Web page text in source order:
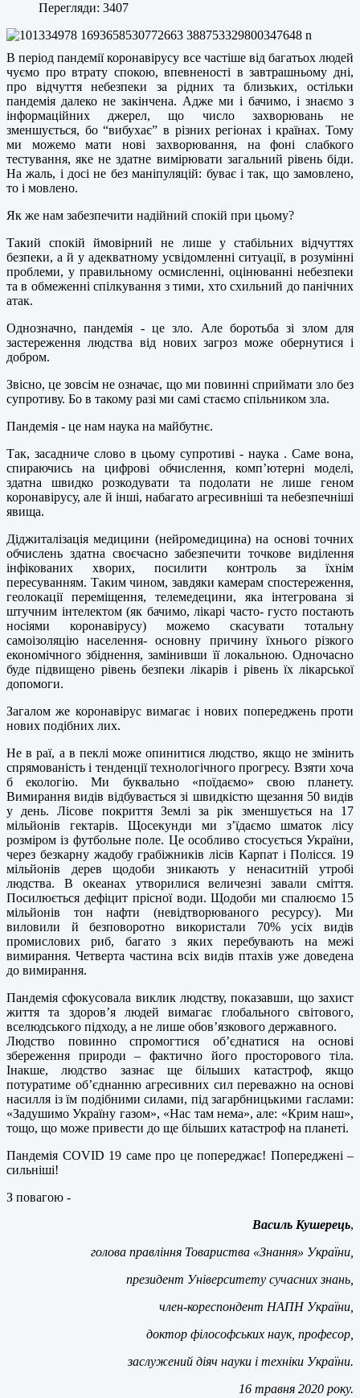
Перегляди: 3407
В період пандемії коронавірусу все частіше від багатьох людей
чуємо про втрату спокою, впевненості в завтрашньому дні,
про відчуття небезпеки за рідних та близьких, остільки
пандемія далеко не закінчена. Адже ми і бачимо, і знаємо з
інформаційних джерел, що число захворювань не
зменшується, бо “вибухає” в різних регіонах і країнах. Тому
ми можемо мати нові захворювання, на фоні слабкого
тестування, яке не здатне вимірювати загальний рівень біди.
На жаль, і досі не без маніпуляцій: буває і так, що замовлено,
то і мовлено.
Як же нам забезпечити надійний спокій при цьому?
Такий спокій ймовірний не лише у стабільних відчуттях
безпеки, а й у адекватному усвідомленні ситуації, в розумінні
проблеми, у правильному осмисленні, оцінюванні небезпеки
та в обмеженні спілкування з тими, хто схильний до панічних
атак.
Однозначно, пандемія - це зло. Але боротьба зі злом для
застереження людства від нових загроз може обернутися і
добром.
Звісно, це зовсім не означає, що ми повинні сприймати зло без
супротиву. Бо в такому разі ми самі стаємо спільником зла.
Пандемія - це нам наука на майбутнє.
Так, засадниче слово в цьому супротиві - наука . Саме вона,
спираючись на цифрові обчислення, комп’ютерні моделі,
здатна швидко розкодувати та подолати не лише геном
коронавірусу, але й інші, набагато агресивніші та небезпечніші
явища.
Діджиталізація медицини (нейромедицина) на основі точних
обчислень здатна своєчасно забезпечити точкове виділення
інфікованих хворих, посилити контроль за їхнім
пересуванням. Таким чином, завдяки камерам спостереження,
геолокації переміщення, телемедецини, яка інтегрована зі
штучним інтелектом (як бачимо, лікарі часто- густо постають
носіями коронавірусу) можемо скасувати тотальну
самоізоляцію населення- основну причину їхнього різкого
економічного збіднення, замінивши її локальною. Одночасно
буде підвищено рівень безпеки лікарів і рівень їх лікарської
допомоги.
Загалом же коронавірус вимагає і нових попереджень проти
нових подібних лих.
Не в раї, а в пеклі може опинитися людство, якщо не змінить
спрямованість і тенденції технологічного прогресу. Взяти хоча
б екологію. Ми буквально «поїдаємо» свою планету.
Вимирання видів відбувається зі швидкістю щезання 50 видів
у день. Лісове покриття Землі за рік зменшується на 17
мільйонів гектарів. Щосекунди ми з’їдаємо шматок лісу
розміром із футбольне поле. Це особливо стосується України,
через безкарну жадобу грабіжників лісів Карпат і Полісся. 19
мільйонів дерев щодоби зникають у ненаситній утробі
людства. В океанах утворилися величезні завали сміття.
Посилюється дефіцит прісної води. Щодоби ми спалюємо 15
мільйонів тон нафти (невідтворюваного ресурсу). Ми
виловили й безповоротно використали 70% усіх видів
промислових риб, багато з яких перебувають на межі
вимирання. Четверта частина всіх видів птахів уже доведена
до вимирання.
Пандемія сфокусовала виклик людству, показавши, що захист
життя та здоров’я людей вимагає глобального світового,
вселюдського підходу, а не лише обов’язкового державного.
Людство повинно спромогтися об’єднатися на основі
збереження природи – фактично його просторового тіла.
Інакше, людство зазнає ще більших катастроф, якщо
потуратиме об’єднанню агресивних сил переважно на основі
насилля із їм подібними силами, під загарбницькими гаслами:
«Задушимо Україну газом», «Нас там нема», але: «Крим наш»,
тощо, що може привести до ще більших катастроф на планеті.
Пандемія COVID 19 саме про це попереджає! Попереджені –
сильніші!
З повагою -
Василь Кушерець,
голова правління Товариства «Знання» України,
президент Університету сучасних знань,
член-кореспондент НАПН України,
доктор філософських наук, професор,
заслужений діяч науки і техніки України.
16 травня 2020 року.